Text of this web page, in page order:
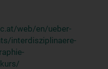
web/en/ueber-
interdisziplinaere-